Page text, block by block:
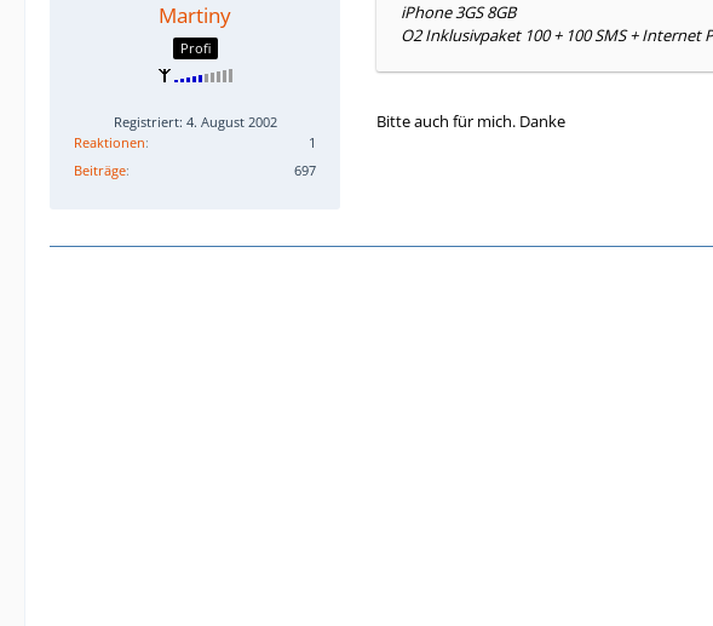
Martiny
Profi
Registriert: 4. August 2002
Reaktionen
1
Beiträge
697
iPhone 3GS 8GB
O2 Inklusivpaket 100 + 100 SMS + Internet
Bitte auch für mich. Danke